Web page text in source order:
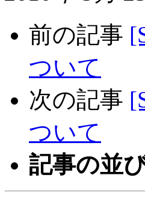
前の記事
ついて
次の記事
ついて
記事の並